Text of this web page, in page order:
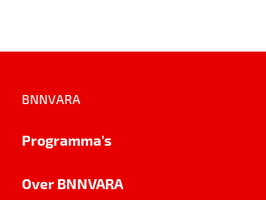
BNNVARA
Programma's
Over BNNVARA